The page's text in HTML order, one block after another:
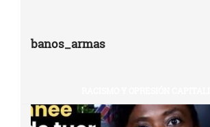
banos_armas